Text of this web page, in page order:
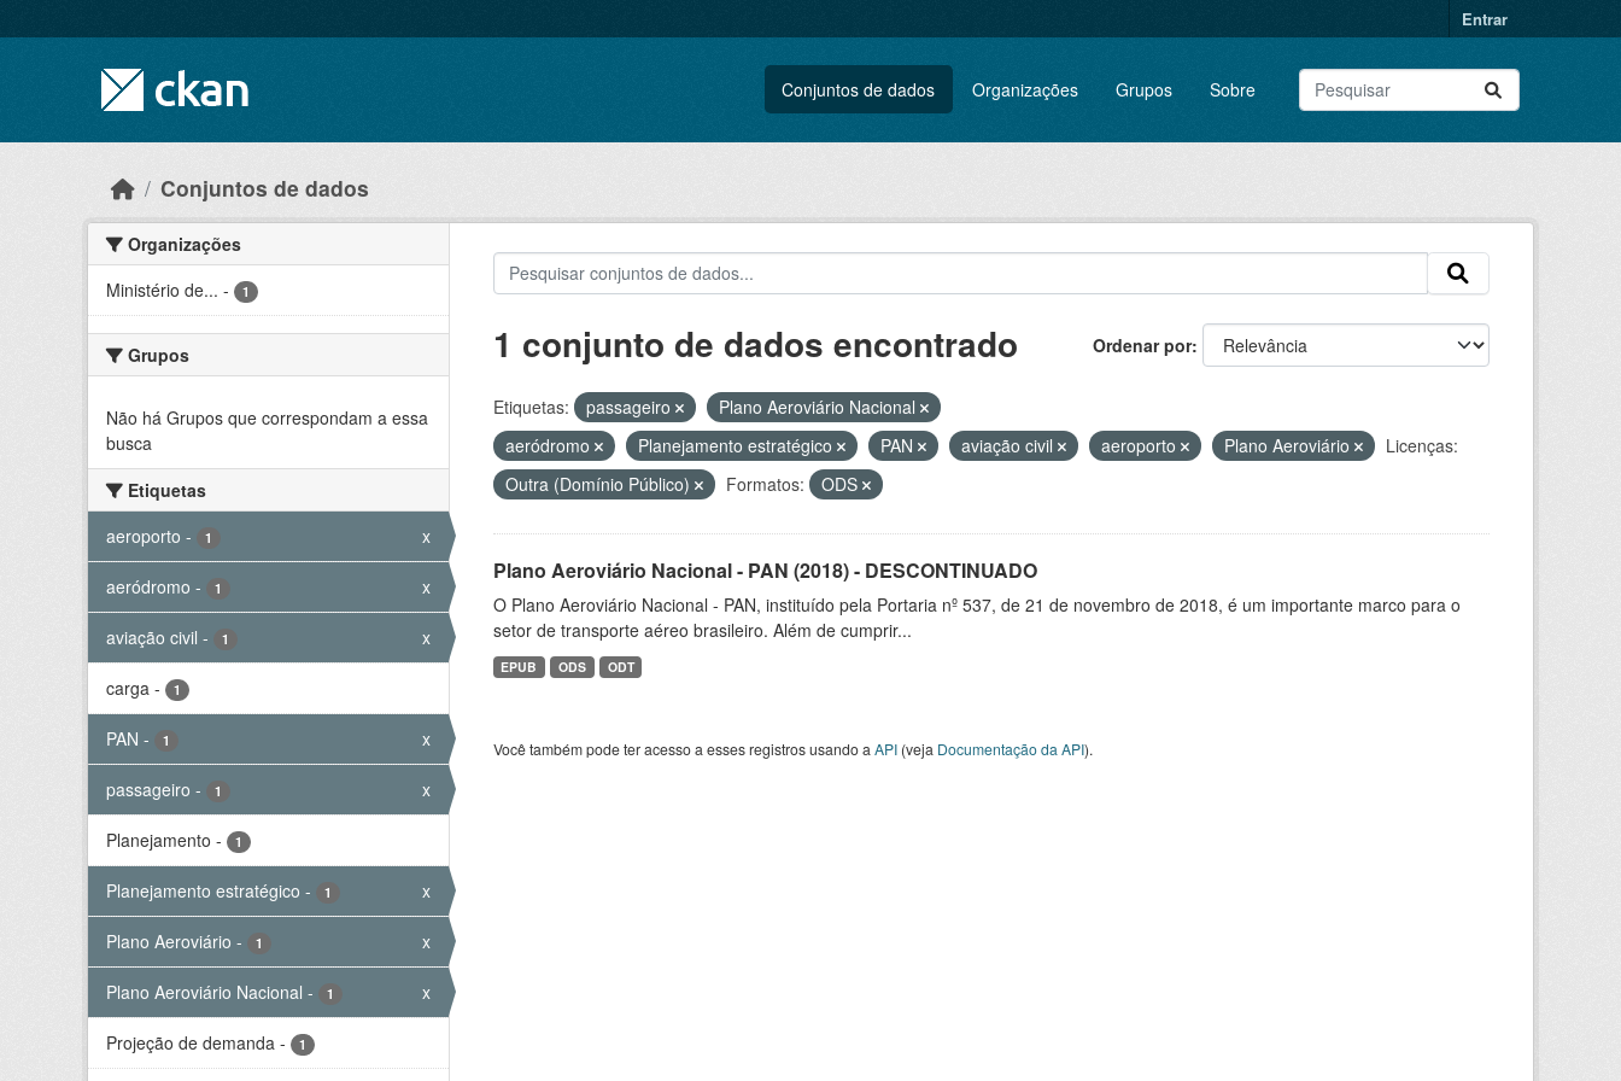
Entrar
Conjuntos de dados Organizações Grupos Sobre
Conjuntos de dados
Organizações
Ministério de... - 1
Grupos
Não há Grupos que correspondam a essa
busca
Etiquetas
aeroporto - 1 x
aeródromo - 1 x
aviação civil - 1 x
carga - 1
PAN - 1 x
passageiro - 1 x
Planejamento - 1
Planejamento estratégico - 1 x
Plano Aeroviário - 1 x
Plano Aeroviário Nacional - 1 x
Projeção de demanda - 1
Ordenar por
1 conjunto de dados encontrado
Etiquetas: passageiro
Plano Aeroviário Nacional
aeródromo
Planejamento estratégico PAN aviação civil aeroporto Plano Aeroviário
Licenças:
Outra (Domínio Público)
Formatos: ODS
Plano Aeroviário Nacional - PAN (2018) - DESCONTINUADO
O Plano Aeroviário Nacional - PAN, instituído pela Portaria nº 537, de 21 de novembro de 2018, é um importante marco para o
setor de transporte aéreo brasileiro. Além de cumprir...
EPUB ODS ODT
Você também pode ter acesso a esses registros usando a API(veja Documentação da API).